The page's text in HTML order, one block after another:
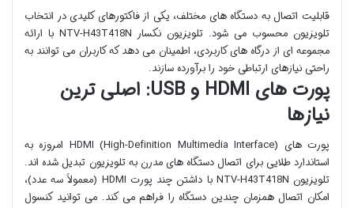
قابلیت اتصال به دستگاه های مختلف، یکی از فاکتورهای کلیدی در انتخاب
تلویزیون محسوب می شود. تلویزیون نکسار NTV-H43T418N با ارائه
مجموعه ای از درگاه های کاربردی، اطمینان می دهد که کاربران می توانند به
راحتی نیازهای ارتباطی خود را برآورده سازند.
پورت های HDMI و USB: اصلی ترین
نیازها
پورت های HDMI (High-Definition Multimedia Interface) امروزه به
استاندارد طلایی برای اتصال دستگاه های مدرن به تلویزیون تبدیل شده اند.
تلویزیون NTV-H43T418N با داشتن چند پورت HDMI (معمولاً سه عدد)،
امکان اتصال همزمان چندین دستگاه را فراهم می کند. می توانید کنسول